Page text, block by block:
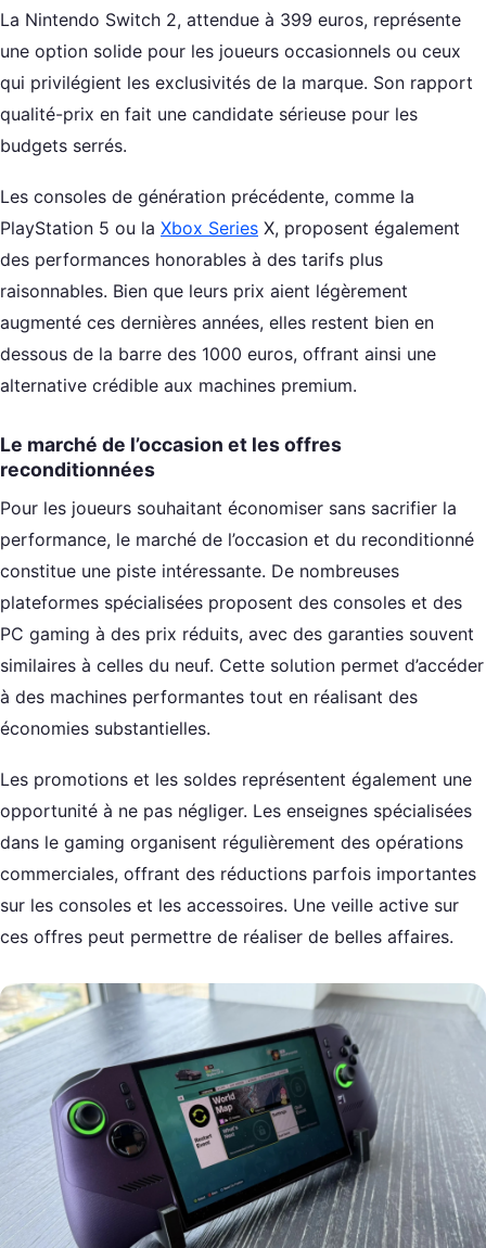
La Nintendo Switch 2, attendue à 399 euros, représente
une option solide pour les joueurs occasionnels ou ceux
qui privilégient les exclusivités de la marque. Son rapport
qualité-prix en fait une candidate sérieuse pour les
budgets serrés.
Les consoles de génération précédente, comme la
PlayStation 5 ou la Xbox Series X, proposent également
des performances honorables à des tarifs plus
raisonnables. Bien que leurs prix aient légèrement
augmenté ces dernières années, elles restent bien en
dessous de la barre des 1000 euros, offrant ainsi une
alternative crédible aux machines premium.
Le marché de l’occasion et les offres
reconditionnées
Pour les joueurs souhaitant économiser sans sacrifier la
performance, le marché de l’occasion et du reconditionné
constitue une piste intéressante. De nombreuses
plateformes spécialisées proposent des consoles et des
PC gaming à des prix réduits, avec des garanties souvent
similaires à celles du neuf. Cette solution permet d’accéder
à des machines performantes tout en réalisant des
économies substantielles.
Les promotions et les soldes représentent également une
opportunité à ne pas négliger. Les enseignes spécialisées
dans le gaming organisent régulièrement des opérations
commerciales, offrant des réductions parfois importantes
sur les consoles et les accessoires. Une veille active sur
ces offres peut permettre de réaliser de belles affaires.